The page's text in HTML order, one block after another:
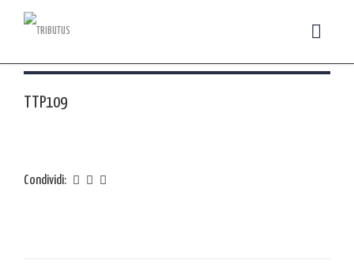
TTP109
Condividi: